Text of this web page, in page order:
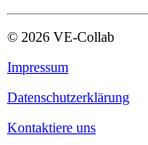
© 2026 VE-Collab
Impressum
Datenschutzerklärung
Kontaktiere uns